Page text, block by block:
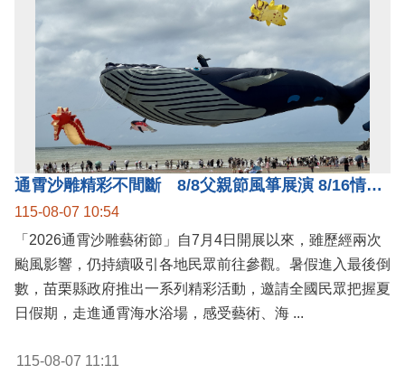
通霄沙雕精彩不間斷 8/8父親節風箏展演 8/16情人節66對浪漫挑戰送好禮
115-08-07 10:54
「2026通霄沙雕藝術節」自7月4日開展以來，雖歷經兩次
颱風影響，仍持續吸引各地民眾前往參觀。暑假進入最後倒
數，苗栗縣政府推出一系列精彩活動，邀請全國民眾把握夏
日假期，走進通霄海水浴場，感受藝術、海 ...
115-08-07 11:11